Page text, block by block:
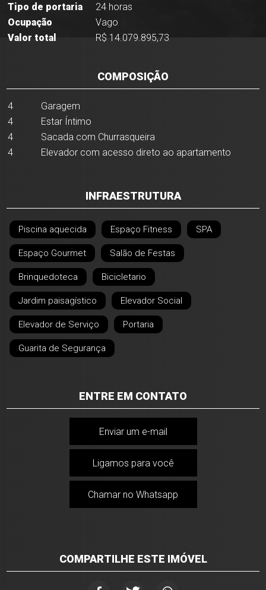
Tipo de portaria
24 horas
Ocupação
Vago
Valor total
R$ 14.079.895,73
COMPOSIÇÃO
4
Garagem
4
Estar Íntimo
4
Sacada com Churrasqueira
4
Elevador com acesso direto ao apartamento
INFRAESTRUTURA
Piscina aquecida Espaço Fitness SPA
Espaço Gourmet Salão de Festas
Brinquedoteca Bicicletario
Jardim paisagístico Elevador Social
Elevador de Serviço Portaria
Guarita de Segurança
ENTRE EM CONTATO
Enviar um e-mail
Ligamos para você
Chamar no Whatsapp
COMPARTILHE ESTE IMÓVEL